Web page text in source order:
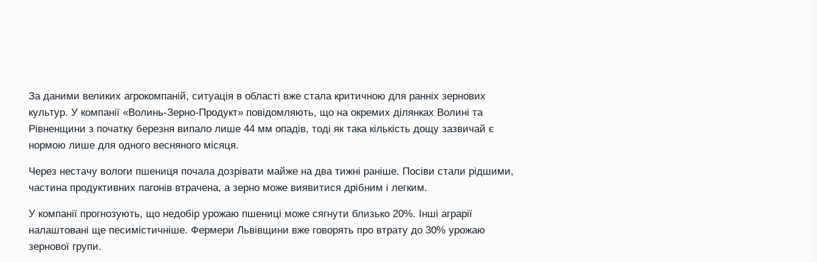
За даними великих агрокомпаній, ситуація в області вже стала критичною для ранніх зернових
культур. У компанії «Волинь-Зерно-Продукт» повідомляють, що на окремих ділянках Волині та
Рівненщини з початку березня випало лише 44 мм опадів, тоді як така кількість дощу зазвичай є
нормою лише для одного весняного місяця.
Через нестачу вологи пшениця почала дозрівати майже на два тижні раніше. Посіви стали рідшими,
частина продуктивних пагонів втрачена, а зерно може виявитися дрібним і легким.
У компанії прогнозують, що недобір урожаю пшениці може сягнути близько 20%. Інші аграрії
налаштовані ще песимістичніше. Фермери Львівщини вже говорять про втрату до 30% урожаю
зернової групи.